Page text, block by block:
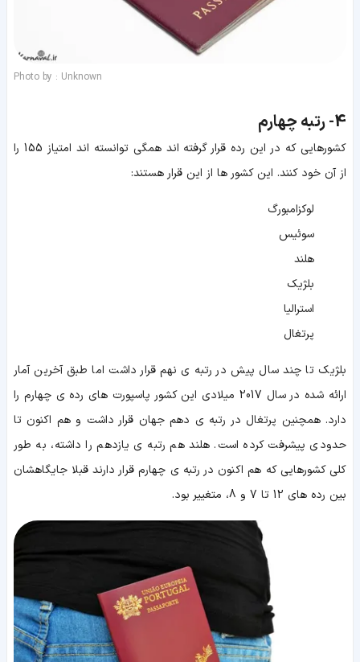
Photo by : Unknown
4- رتبه چهارم
کشورهایی که در این رده قرار گرفته اند همگی توانسته اند امتیاز 155 را
از آن خود کنند. این کشور ها از این قرار هستند:
لوکزامبورگ
سوئیس
هلند
بلژیک
استرالیا
پرتغال
بلژیک تا چند سال پیش در رتبه ی نهم قرار داشت اما طبق آخرین آمار
ارائه شده در سال 2017 میلادی این کشور پاسپورت های رده ی چهارم را
دارد. همچنین پرتغال در رتبه ی دهم جهان قرار داشت و هم اکنون تا
حدودی پیشرفت کرده است. هلند هم رتبه ی یازدهم را داشته، به طور
کلی کشورهایی که هم اکنون در رتبه ی چهارم قرار دارند قبلا جایگاهشان
بین رده های 12 تا 7 و 8، متغییر بود.